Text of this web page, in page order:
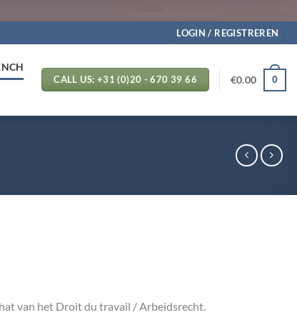
LOGIN / REGISTREREN
CALL US: +31 (0)20 - 670 39 66 €0.00 0
van het Droit du travail / Arbeidsrecht.